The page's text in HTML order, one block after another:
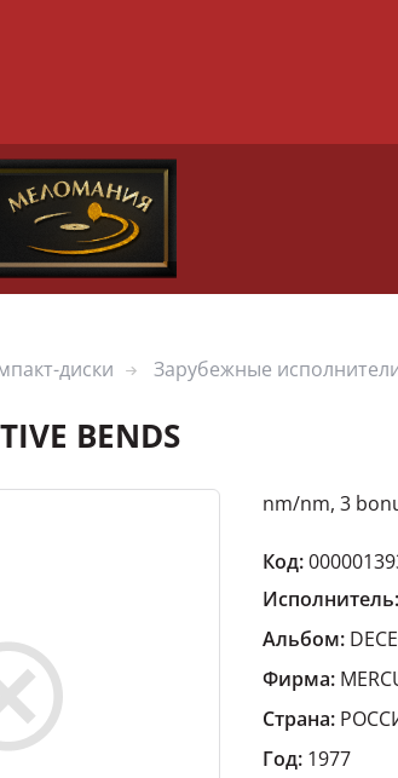
диски Зарубежные
BENDS
nm/nm, 3
Код:
Исполнитель:
Альбом:
Фирма:
Страна:
Год: 1977